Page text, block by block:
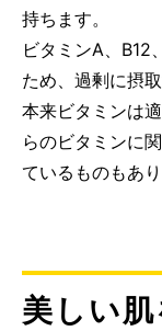
持ちます。
ビタミンA、B12
ため、過剰に摂
本来ビタミンは
らのビタミンに
ているものもあ
美しい